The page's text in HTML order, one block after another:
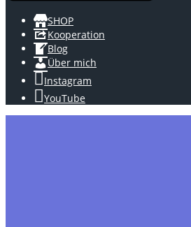
SHOP
Kooperation
Blog
Über mich
Instagram
YouTube